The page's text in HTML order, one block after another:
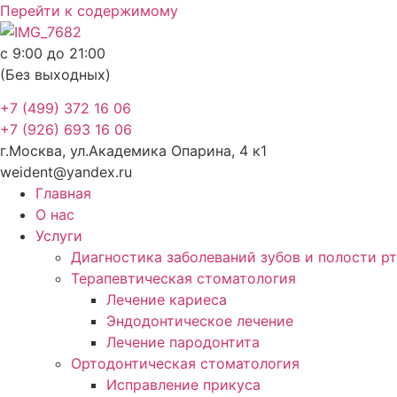
Перейти к содержимому
с 9:00 до 21:00
(Без выходных)
+7 (499) 372 16 06
+7 (926) 693 16 06
г.Москва, ул.Академика Опарина, 4 к1
weident@yandex.ru
Главная
О нас
Услуги
Диагностика заболеваний зубов и полости
Терапевтическая стоматология
Лечение кариеса
Эндодонтическое лечение
Лечение пародонтита
Ортодонтическая стоматология
Исправление прикуса